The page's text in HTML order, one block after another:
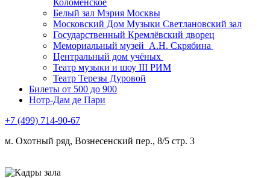
Коломенское
Белый зал Мэрия Москвы
Московский Дом Музыки Светлановский зал
Государственный Кремлёвский дворец
Мемориальный музей А.Н. Скрябина
Центральный дом учёных
Театр музыки и шоу III РИМ
Театр Терезы Дуровой
Билеты от 500 до 900
Нотр-Дам де Пари
+7 (499) 714-90-67
м. Охотный ряд, Вознесенский пер., 8/5 стр. 3